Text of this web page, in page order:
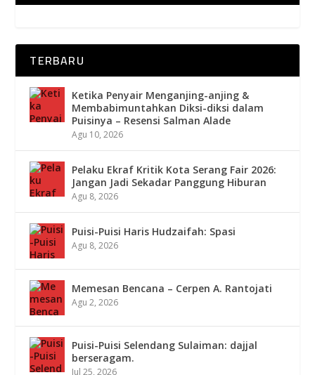
TERBARU
Ketika Penyair Menganjing-anjing &
Membabimuntahkan Diksi-diksi dalam
Puisinya – Resensi Salman Alade
Agu 10, 2026
Pelaku Ekraf Kritik Kota Serang Fair 2026:
Jangan Jadi Sekadar Panggung Hiburan
Agu 8, 2026
Puisi-Puisi Haris Hudzaifah: Spasi
Agu 8, 2026
Memesan Bencana – Cerpen A. Rantojati
Agu 2, 2026
Puisi-Puisi Selendang Sulaiman: dajjal
berseragam.
Jul 25, 2026